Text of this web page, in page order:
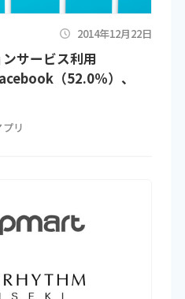
2014年12月22日
サービス利用
（52.0％）、
プリ